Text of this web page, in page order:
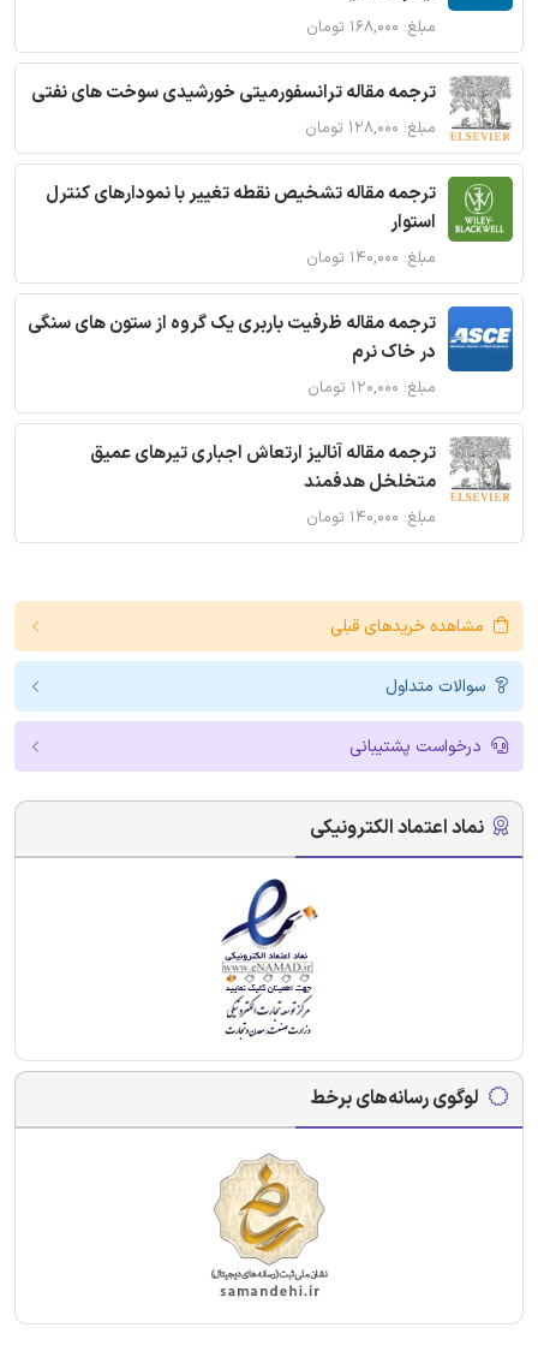
مبلغ: ۱۶۸,۰۰۰ تومان
ترجمه مقاله ترانسفورمیتی خورشیدی سوخت های نفتی
مبلغ: ۱۲۸,۰۰۰ تومان
ترجمه مقاله تشخیص نقطه تغییر با نمودارهای کنترل
استوار
مبلغ: ۱۴۰,۰۰۰ تومان
ترجمه مقاله ظرفیت باربری یک گروه از ستون های سنگی
در خاک نرم
مبلغ: ۱۲۰,۰۰۰ تومان
ترجمه مقاله آنالیز ارتعاش اجباری تیرهای عمیق
متخلخل هدفمند
مبلغ: ۱۴۰,۰۰۰ تومان
مشاهده خریدهای قبلی
سوالات متداول
درخواست پشتیبانی
نماد اعتماد الکترونیکی
لوگوی رسانه‌های برخط